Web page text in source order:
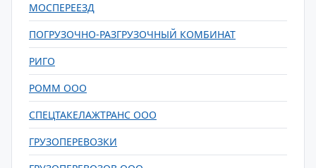
МОСПЕРЕЕЗД
ПОГРУЗОЧНО-РАЗГРУЗОЧНЫЙ КОМБИНАТ
РИГО
РОММ ООО
СПЕЦТАКЕЛАЖТРАНС ООО
ГРУЗОПЕРЕВОЗКИ